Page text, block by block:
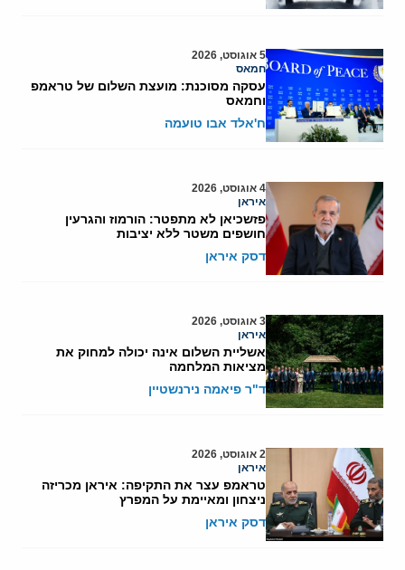
5 אוגוסט, 2026
חמאס
עסקה מסוכנת: מועצת השלום של טראמפ
וחמאס
ח'אלד אבו טועמה
4 אוגוסט, 2026
איראן
פזשכיאן לא מתפטר: הורמוז והגרעין
חושפים משטר ללא יציבות
דסק איראן
3 אוגוסט, 2026
איראן
אשליית השלום אינה יכולה למחוק את
מציאות המלחמה
ד"ר פיאמה נירנשטיין
2 אוגוסט, 2026
איראן
טראמפ עצר את התקיפה: איראן מכריזה
ניצחון ומאיימת על המפרץ
דסק איראן